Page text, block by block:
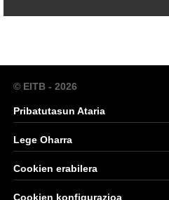
© EITB - 2026
Pribatutasun Ataria
Lege Oharra
Cookien erabilera
Cookien konfigurazioa